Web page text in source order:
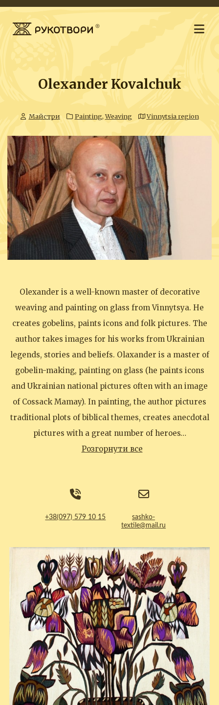
Olexander Kovalchuk
Майстри Painting,Weaving Vinnytsia region
Olexander is a well-known master of decorative
weaving and painting on glass from Vinnytsya. He
creates gobelins, paints icons and folk pictures. The
author takes images for his works from Ukrainian
legends, stories and beliefs. Olaxander is a master of
gobelin-making, painting on glass (he paints icons
and Ukrainian national pictures often with an image
of Cossack Mamay). In painting, the author pictures
traditional plots of biblical themes, creates anecdotal
pictures with a great number of heroes…
Розгорнути все
+38(097) 579 10 15
sashko-
textile@mail.ru